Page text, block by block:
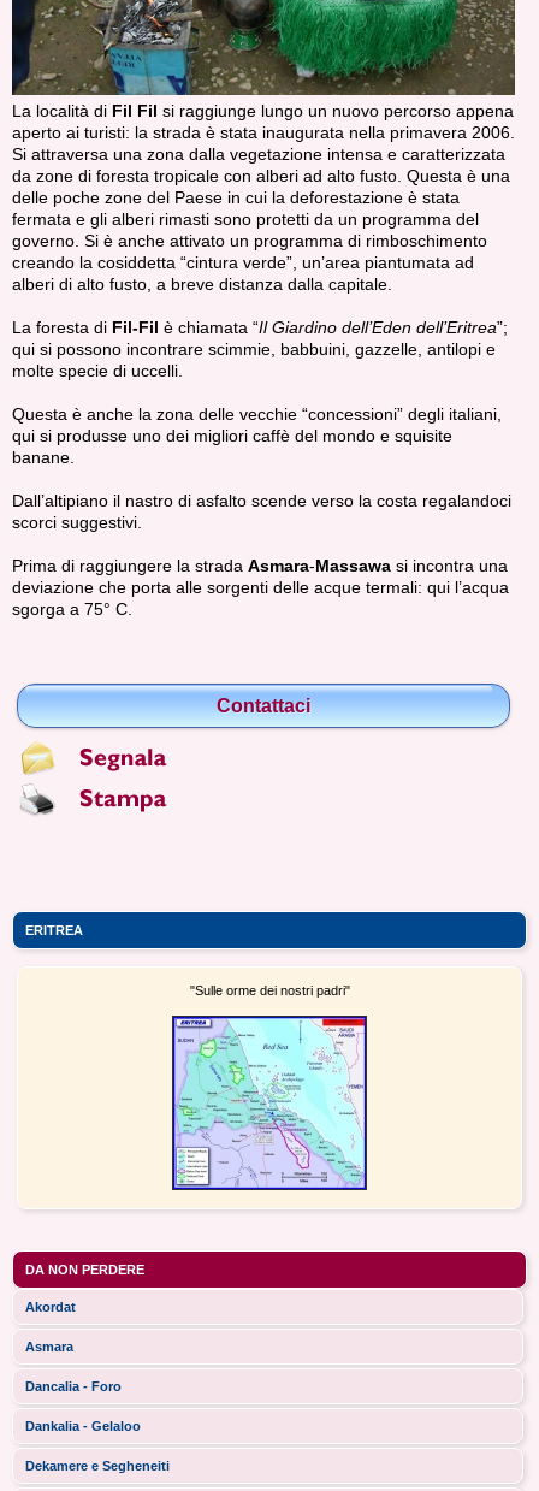
ERITREA
"Sulle orme dei nostri padri"
DA NON PERDERE
Akordat
Asmara
Dancalia - Foro
Dankalia - Gelaloo
Dekamere e Segheneiti
La località di Fil Fil si raggiunge lungo un nuovo percorso appena
aperto ai turisti: la strada è stata inaugurata nella primavera 2006.
Si attraversa una zona dalla vegetazione intensa e caratterizzata
da zone di foresta tropicale con alberi ad alto fusto. Questa è una
delle poche zone del Paese in cui la deforestazione è stata
fermata e gli alberi rimasti sono protetti da un programma del
governo. Si è anche attivato un programma di rimboschimento
creando la cosiddetta “cintura verde”, un’area piantumata ad
alberi di alto fusto, a breve distanza dalla capitale.
La foresta di Fil-Fil è chiamata “Il Giardino dell’Eden dell’Eritrea”;
qui si possono incontrare scimmie, babbuini, gazzelle, antilopi e
molte specie di uccelli.
Questa è anche la zona delle vecchie “concessioni” degli italiani,
qui si produsse uno dei migliori caffè del mondo e squisite
banane.
Dall’altipiano il nastro di asfalto scende verso la costa regalandoci
scorci suggestivi.
Prima di raggiungere la strada Asmara-Massawa si incontra una
deviazione che porta alle sorgenti delle acque termali: qui l’acqua
sgorga a 75° C.
Contattaci